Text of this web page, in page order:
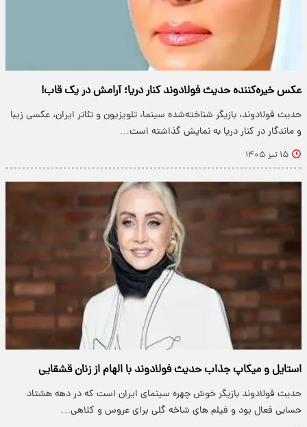
عکس خیره‌کننده حدیث فولادوند کنار دریا؛ آرامش در یک قاب!
حدیث فولادوند، بازیگر شناخته‌شده سینما، تلویزیون و تئاتر ایران، عکسی زیبا
و ماندگار در کنار دریا به نمایش گذاشته است…
۱۵ تیر ۱۴۰۵
استایل و میکاپ جذاب حدیث فولادوند با الهام از زنان قشقایی
حدیث فولادوند بازیگر خوش چهره سینمای ایران است که در دهه هشتاد
حسابی فعال بود و فیلم های شاخه گلی برای عروس و کلاهی…